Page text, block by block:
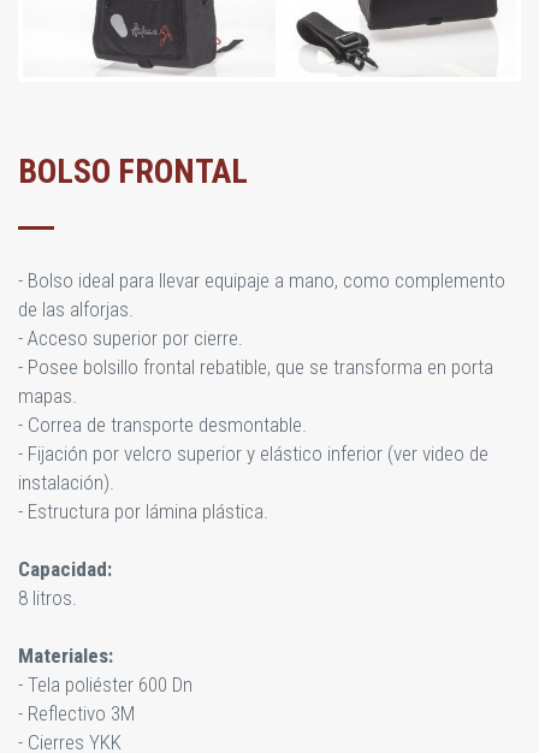
Previous Next
BOLSO FRONTAL
- Bolso ideal para llevar equipaje a mano, como complemento
de las alforjas.
- Acceso superior por cierre.
- Posee bolsillo frontal rebatible, que se transforma en porta
mapas.
- Correa de transporte desmontable.
- Fijación por velcro superior y elástico inferior (ver video de
instalación).
- Estructura por lámina plástica.
Capacidad:
8 litros.
Materiales:
- Tela poliéster 600 Dn
- Reflectivo 3M
- Cierres YKK